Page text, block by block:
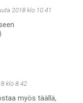
2018 klo 10.41
klo 8.42
myös täällä,